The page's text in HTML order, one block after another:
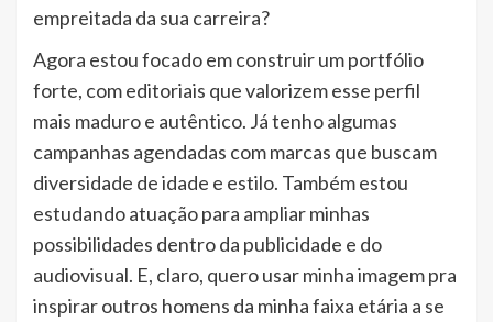
empreitada da sua carreira?
Agora estou focado em construir um portfólio
forte, com editoriais que valorizem esse perfil
mais maduro e autêntico. Já tenho algumas
campanhas agendadas com marcas que buscam
diversidade de idade e estilo. Também estou
estudando atuação para ampliar minhas
possibilidades dentro da publicidade e do
audiovisual. E, claro, quero usar minha imagem pra
inspirar outros homens da minha faixa etária a se